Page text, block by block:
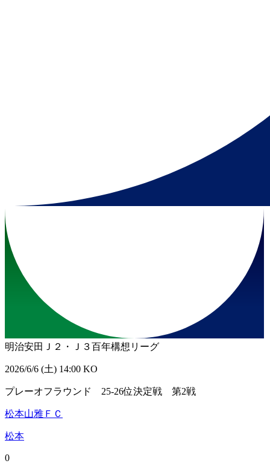
明治安田Ｊ２・Ｊ３百年構想リーグ
2026/6/6 (土) 14:00 KO
プレーオフラウンド 25-26位決定戦 第2戦
松本山雅ＦＣ
松本
0